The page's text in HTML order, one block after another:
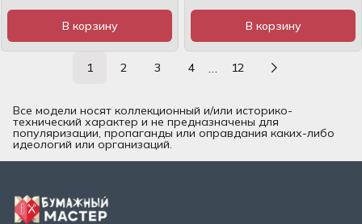
В корзину В корзину
1 2 3 4 … 12
Все модели носят коллекционный и/или историко-
технический характер и не предназначены для
популяризации, пропаганды или оправдания каких-либо
идеологий или организаций.